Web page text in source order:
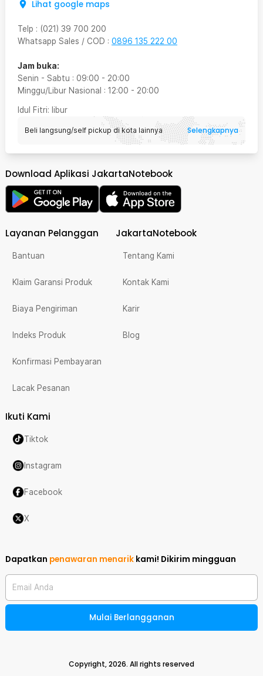
Lihat google maps
Telp : (021) 39 700 200
Whatsapp Sales / COD : 0896 135 222 00
Jam buka:
Senin - Sabtu : 09:00 - 20:00
Minggu/Libur Nasional : 12:00 - 20:00
Idul Fitri: libur
Beli langsung/self pickup di kota lainnya Selengkapnya
Download Aplikasi JakartaNotebook
Layanan Pelanggan
Bantuan
Klaim Garansi Produk
Biaya Pengiriman
Indeks Produk
Konfirmasi Pembayaran
Lacak Pesanan
JakartaNotebook
Tentang Kami
Kontak Kami
Karir
Blog
Ikuti Kami
Tiktok
Instagram
Facebook
X
Dapatkan penawaran menarik kami! Dikirim mingguan
Email Anda
Mulai Berlangganan
Copyright,2026. All rights reserved